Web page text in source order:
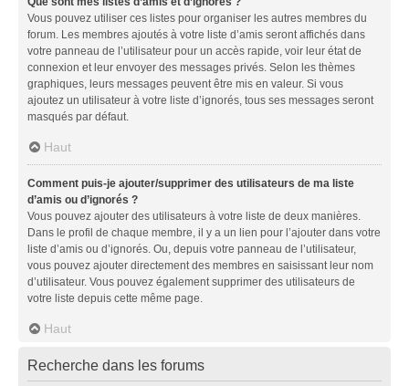
Vous pouvez utiliser ces listes pour organiser les autres membres du
forum. Les membres ajoutés à votre liste d’amis seront affichés dans
votre panneau de l’utilisateur pour un accès rapide, voir leur état de
connexion et leur envoyer des messages privés. Selon les thèmes
graphiques, leurs messages peuvent être mis en valeur. Si vous
ajoutez un utilisateur à votre liste d’ignorés, tous ses messages seront
masqués par défaut.
Haut
Comment puis-je ajouter/supprimer des utilisateurs de ma liste
d’amis ou d’ignorés ?
Vous pouvez ajouter des utilisateurs à votre liste de deux manières.
Dans le profil de chaque membre, il y a un lien pour l’ajouter dans votre
liste d’amis ou d’ignorés. Ou, depuis votre panneau de l’utilisateur,
vous pouvez ajouter directement des membres en saisissant leur nom
d’utilisateur. Vous pouvez également supprimer des utilisateurs de
votre liste depuis cette même page.
Haut
Recherche dans les forums